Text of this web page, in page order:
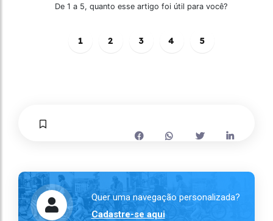
De 1 a 5, quanto esse artigo foi útil para você?
1 2 3 4 5
Quer uma navegação personalizada?
Cadastre-se aqui